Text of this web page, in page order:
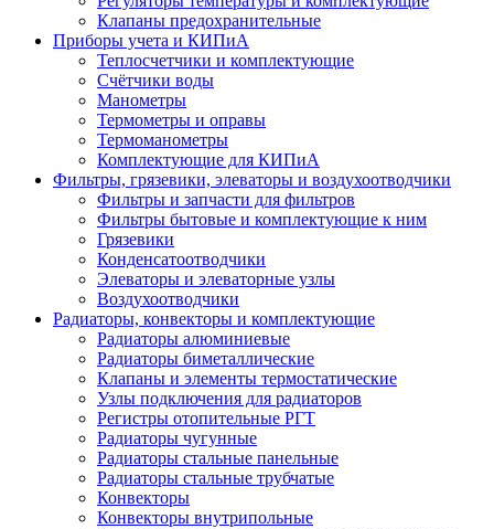
Клапаны предохранительные
Приборы учета и КИПиА
Теплосчетчики и комплектующие
Счётчики воды
Манометры
Термометры и оправы
Термоманометры
Комплектующие для КИПиА
Фильтры, грязевики, элеваторы и воздухоотводчики
Фильтры и запчасти для фильтров
Фильтры бытовые и комплектующие к ним
Грязевики
Конденсатоотводчики
Элеваторы и элеваторные узлы
Воздухоотводчики
Радиаторы, конвекторы и комплектующие
Радиаторы алюминиевые
Радиаторы биметаллические
Клапаны и элементы термостатические
Узлы подключения для радиаторов
Регистры отопительные РГТ
Радиаторы чугунные
Радиаторы стальные панельные
Радиаторы стальные трубчатые
Конвекторы
Конвекторы внутрипольные